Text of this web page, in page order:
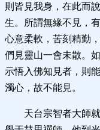
則皆見我身，在此而
生。所謂無緣不見，
心意柔軟，苦刻精勤
們見靈山一會未散。
示悟入佛知見者，則
濁心，故不能見。
天台宗智者大師